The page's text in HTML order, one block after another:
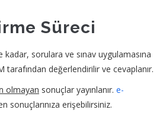
Süreci
kadar, sorulara ve sınav uygulamasına
tarafından değerlendirilir ve cevaplanır.
olmayan sonuçlar yayınlanır. e-
sonuçlarınıza erişebilirsiniz.